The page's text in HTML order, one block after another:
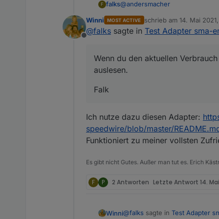
F falks@andersmacher
Mach doch mal genau so, wie@
gibt und die Werte sind absolut
ausgeschlossen.
Es scheint auch
das, was ins Netz eingespeist
500 W (wie aktuell bei mir
pregard ist aber nur 500 W,
Falk
Offline
Winni MOST ACTIVE schrieb am 14. Mai 2021,
zuletzt editiert von
@falks sagte in Test Adapter sma-
Wenn du den aktuellen
auslesen.
Falk
Ich nutze dazu diesen Adapter:
speedwire/blob/master/
Funktioniert zu meiner vollsten
Es gibt nicht Gutes. Außer man tut es. Erich
F P 2 Antworten Letzte Antwort 14.
Winni@falks sagte in Test Adapter